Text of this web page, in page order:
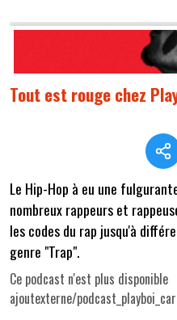
Tout est rouge chez
Le Hip-Hop à eu une
nombreux rappeurs et
les codes du rap jusqu'à
genre "Trap".
Ce podcast n'est plus disponible
ajoutexterne/